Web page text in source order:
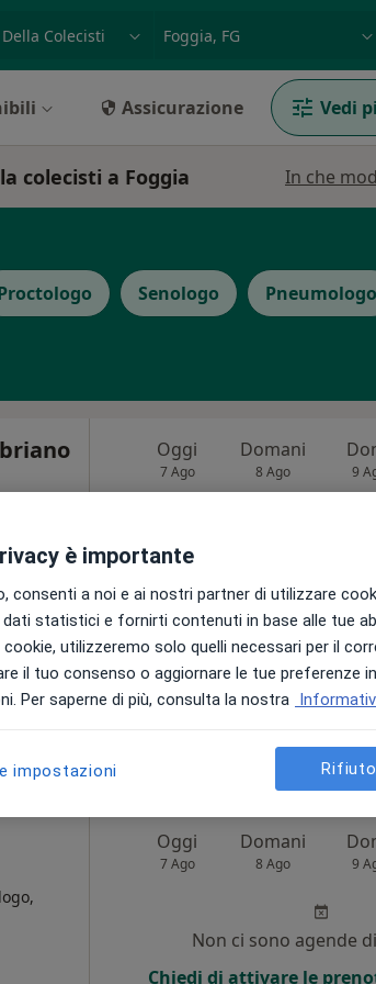
Assicurazione Vedi
colecisti a Foggia In che
Senologo Pneumologo
Oggi
7 Ago
Domani
8 Ago 9
Non ci sono agende
Chiedi di attivare le
Oggi
7 Ago
Domani
8 Ago 9
Non ci sono agende
Chiedi di attivare le
è importante
consenti a noi e ai nostri partner di utilizzare
statistici e fornirti contenuti in base alle tue
utilizzeremo solo quelli necessari per il
il tuo consenso o aggiornare le tue preferenze
Per saperne di più, consulta la nostra
impostazioni Rifiuto